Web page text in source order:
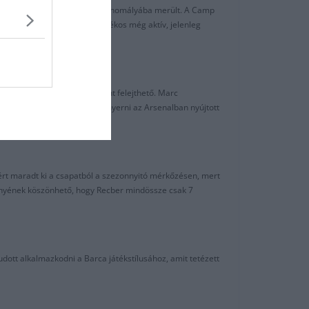
meccse hamar a feledés homályába merült. A Camp
A most 38 éves játékos még aktív, jelenleg
karrierje kevesebb volt, mint felejthető. Marc
soha sem tudta visszanyerni az Arsenalban nyújtott
maradt ki a csapatból a szezonnyitó mérkőzésen, mert
köszönhető, hogy Recber mindössze csak 7
alkalmazkodni a Barca játékstílusához, amit tetézett